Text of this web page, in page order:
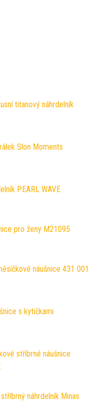
titanový náhrdelník
Slon Moments
PEARL WAVE
pro ženy M21095
náušnice 431 001
s kytičkami
stříbrné náušnice
náhrdelník Minas